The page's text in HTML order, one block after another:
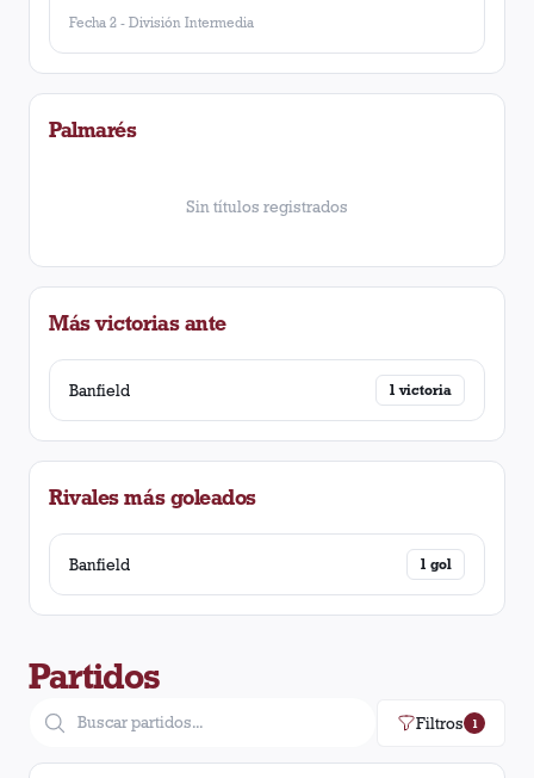
Fecha 2 - División Intermedia
Palmarés
Sin títulos registrados
Más victorias ante
Banfield 1 victoria
Rivales más goleados
Banfield 1 gol
Partidos
Filtros 1